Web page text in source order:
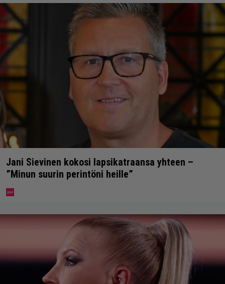
Jani Sievinen kokosi lapsikatraansa yhteen –
”Minun suurin perintöni heille”